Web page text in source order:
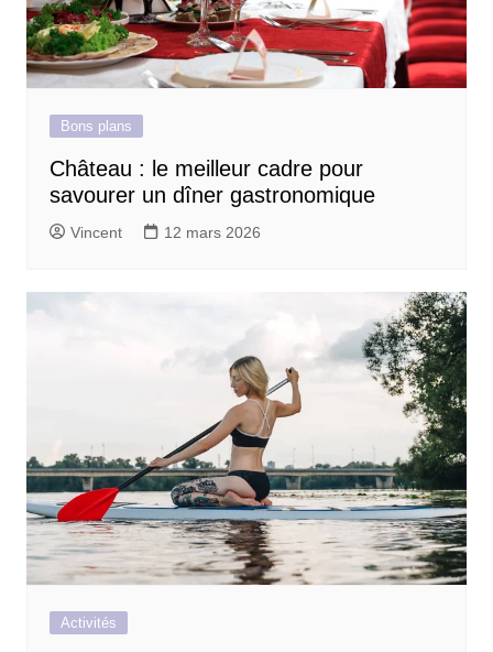
Bons plans
Château : le meilleur cadre pour
savourer un dîner gastronomique
Vincent 12 mars 2026
Activités